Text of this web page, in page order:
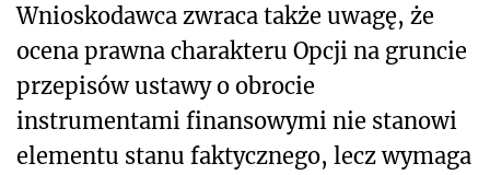
Wnioskodawca zwraca także uwagę, że
ocena prawna charakteru Opcji na gruncie
przepisów ustawy o obrocie
instrumentami finansowymi nie stanowi
elementu stanu faktycznego, lecz wymaga